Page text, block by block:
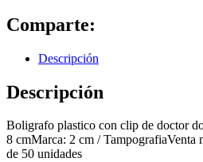
Comparte:
Descripción
Descripción
Boligrafo plastico con clip de doctor
8 cmMarca: 2 cm / TampografiaVenta
de 50 unidades